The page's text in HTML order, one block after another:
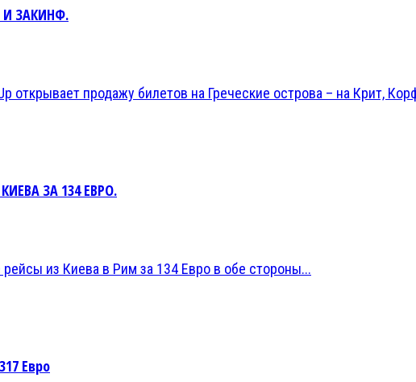
И ЗАКИНФ.
открывает продажу билетов на Греческие острова – на Крит,
ЗА 134 ЕВРО.
из Киева в Рим за 134 Евро в обе стороны...
Евро